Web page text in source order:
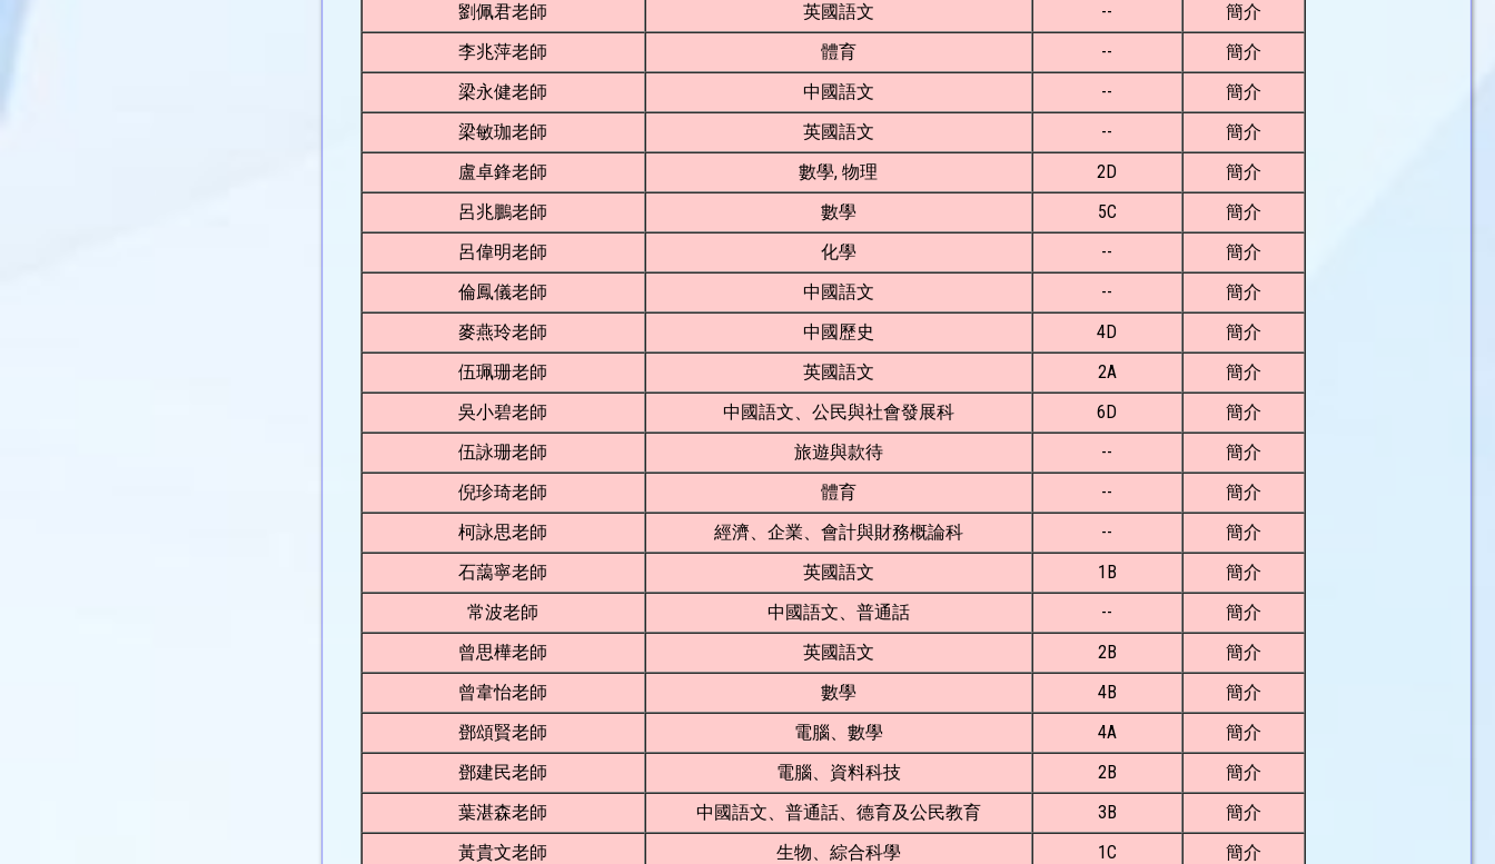
劉佩君老師
英國語文 --
簡介
李兆萍老師
體育 --
簡介
梁永健老師
中國語文 --
簡介
梁敏珈老師
英國語文 --
簡介
盧卓鋒老師
數學, 物理 2D
簡介
呂兆鵬老師
數學 5C
簡介
呂偉明老師
化學 --
簡介
倫鳳儀老師
中國語文 --
簡介
麥燕玲老師
中國歷史 4D
簡介
伍珮珊老師
英國語文 2A
簡介
吳小碧老師
中國語文、公民與社會發展科 6D
簡介
伍詠珊老師
旅遊與款待 --
簡介
倪珍琦老師
體育 --
簡介
柯詠思老師
經濟、企業、會計與財務概論科 --
簡介
石藹寧老師
英國語文 1B
簡介
常波老師
中國語文、普通話 --
簡介
曾思樺老師
英國語文 2B
簡介
曾韋怡老師
數學 4B
簡介
鄧頌賢老師
電腦、數學 4A
簡介
鄧建民老師
電腦、資料科技 2B
簡介
葉湛森老師
中國語文、普通話、德育及公民教育 3B
簡介
黃貴文老師
生物、綜合科學 1C
簡介